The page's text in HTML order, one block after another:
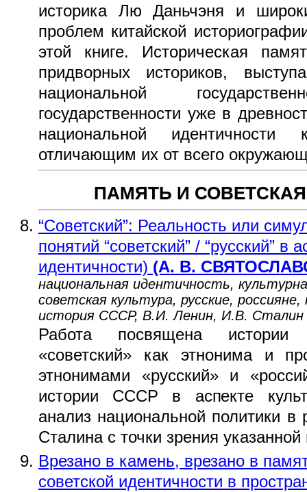
историка Лю Даньчэня и
проблем китайской
этой книге. Историческая
придворных историков,
национальной
государственности уже в
национальной идентичности
отличающим их от всего
ПАМЯТЬ И
“Советский”: Реальность или
понятий “советский” / “русский” в
идентичности) (А. В.
национальная идентичность,
советская культура, русские,
история СССР, В.И. Ленин, И.В. Сталин
Работа посвящена истории
«советский» как этнонима и
этнонимами «русский» и
истории СССР в аспекте
анализ национальной политики
Сталина с точки зрения
Врезано в камень, врезано в
советской идентичности в